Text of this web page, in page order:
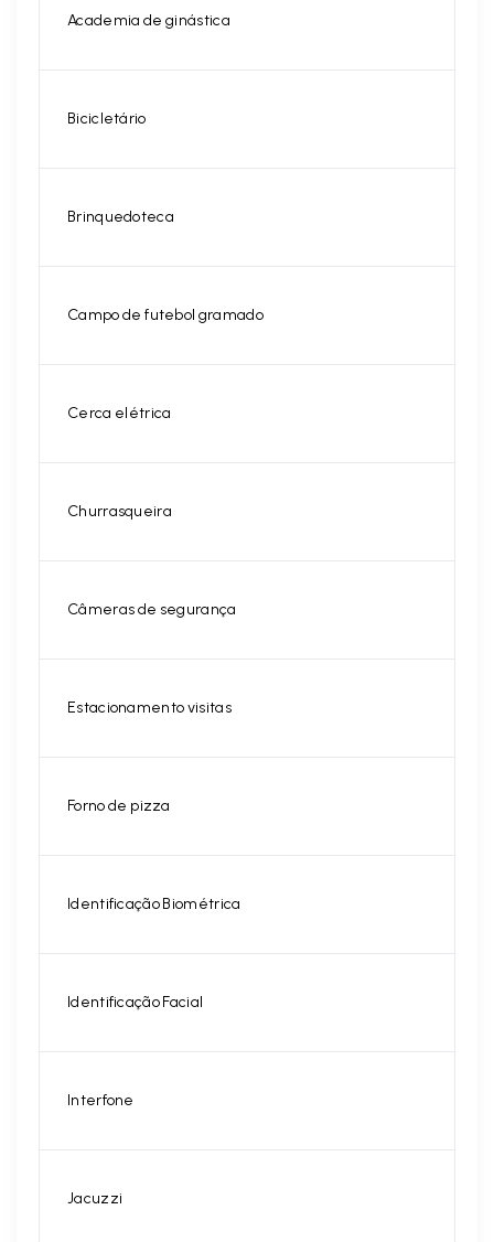
Academia de ginástica
Bicicletário
Brinquedoteca
Campo de futebol gramado
Cerca elétrica
Churrasqueira
Câmeras de segurança
Estacionamento visitas
Forno de pizza
Identificação Biométrica
Identificação Facial
Interfone
Jacuzzi